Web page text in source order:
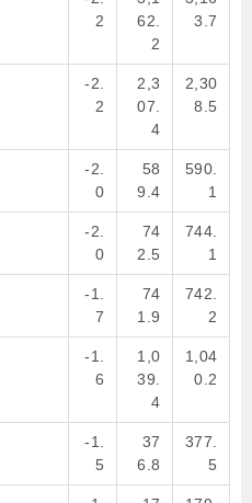
2
62.
2
3.7
-2.
2
2,3
07.
4
2,30
8.5
-2.
0
58
9.4
590.
1
-2.
0
74
2.5
744.
1
-1.
7
74
1.9
742.
2
-1.
6
1,0
39.
4
1,04
0.2
-1.
5
37
6.8
377.
5